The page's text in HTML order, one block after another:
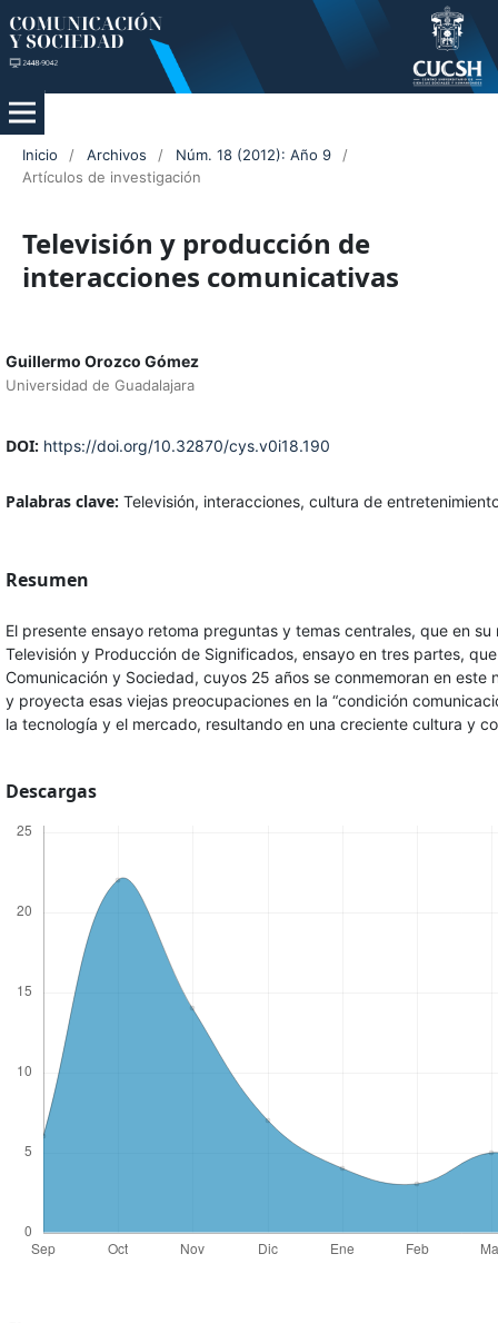
Inicio / Archivos / Núm. 18 (2012): Año 9
/
Artículos de investigación
Televisión y producción de
interacciones comunicativas
Guillermo Orozco Gómez
Universidad de Guadalajara
DOI: https://doi.org/10.32870/cys.v0i18.190
Palabras clave: Televisión, interacciones, cultura de
Resumen
El presente ensayo retoma preguntas y temas centrales, que en
Televisión y Producción de Significados, ensayo en tres partes,
Comunicación y Sociedad, cuyos 25 años se conmemoran en
y proyecta esas viejas preocupaciones en la “condición
la tecnología y el mercado, resultando en una creciente cultura y
Descargas